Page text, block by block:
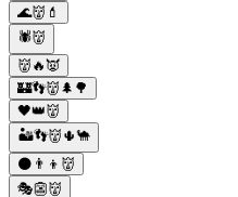
🌊👹💄
🕷👹
👹🔥👿
🏰👣👹🌲🌳
🖤👑👹
🏜️👣👹🌵🐪
🌑👨‍👦👹
🎭👺👹